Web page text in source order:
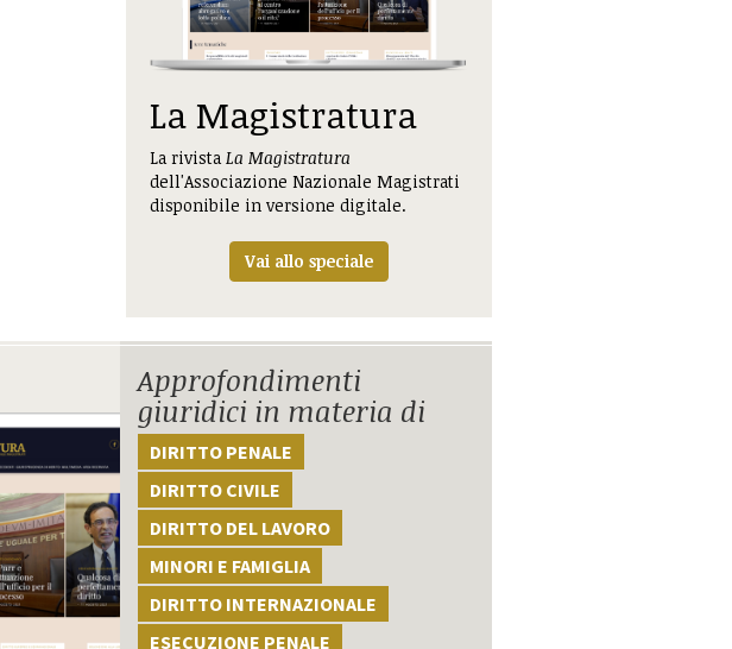
La Magistratura
La rivistaLa Magistratura
dell'Associazione Nazionale Magistrati
disponibile in versione digitale.
Vai allo speciale
Approfondimenti
giuridici in materia di
DIRITTO PENALE
DIRITTO CIVILE
DIRITTO DEL LAVORO
MINORI E FAMIGLIA
DIRITTO INTERNAZIONALE
ESECUZIONE PENALE